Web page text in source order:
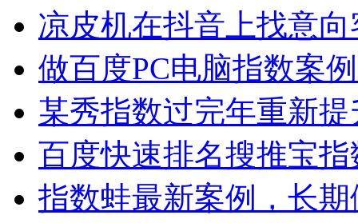
凉皮机在抖音上找意向
做百度PC电脑指数案
某秀指数过完年重新提
百度快速排名搜推宝指
指数蛙最新案例，长期